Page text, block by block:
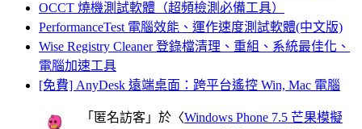
OCCT 燒機測試軟體（超頻檢測必備工具）
PerformanceTest 電腦效能、運作速度測試軟體(中文版)
Wise Registry Cleaner 登錄檔清理、重組、系統最佳化、
電腦加速工具
[免費] AnyDesk 遠端桌面：跨平台遙控 Win, Mac 電腦
「 匿名訪客 」於〈Windows Phone 7.5 芒果模擬